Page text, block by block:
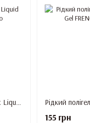
155 грн